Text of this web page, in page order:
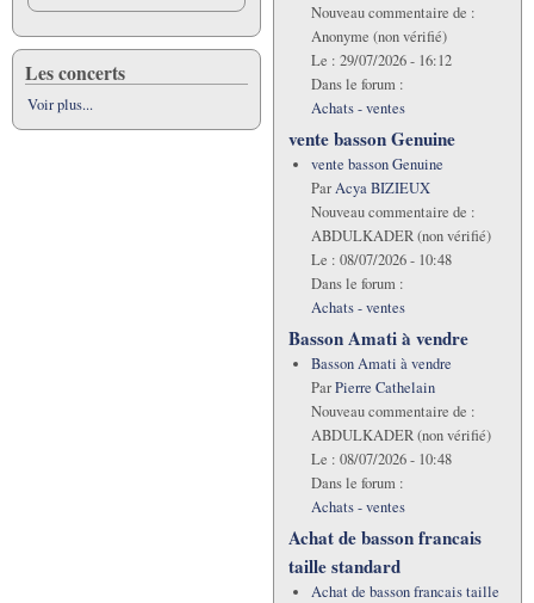
Les concerts
Voir plus...
Nouveau commentaire de :
Anonyme (non vérifié)
Le : 29/07/2026 - 16:12
Dans le forum :
Achats - ventes
vente basson Genuine
vente basson Genuine
ParAcya BIZIEUX
Nouveau commentaire de :
ABDULKADER (non vérifié)
Le : 08/07/2026 - 10:48
Dans le forum :
Achats - ventes
Basson Amati à vendre
Basson Amati à vendre
ParPierre Cathelain
Nouveau commentaire de :
ABDULKADER (non vérifié)
Le : 08/07/2026 - 10:48
Dans le forum :
Achats - ventes
Achat de basson francais
taille standard
Achat de basson francais taille